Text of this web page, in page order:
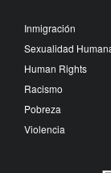
Inmigración
Sexualidad
Human Rights
Racismo
Pobreza
Violencia